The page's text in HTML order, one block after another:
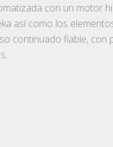
con un motor
así como los
continuado fiable, con